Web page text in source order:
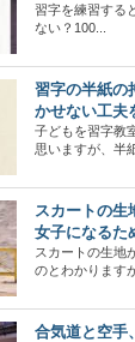
習字を練習する
ない？100...
習字の半紙の
かせない工夫
子どもを習字教
思いますが、半紙
スカートの生
女子になるた
スカートの生地
のとわかりますが
合気道と空手